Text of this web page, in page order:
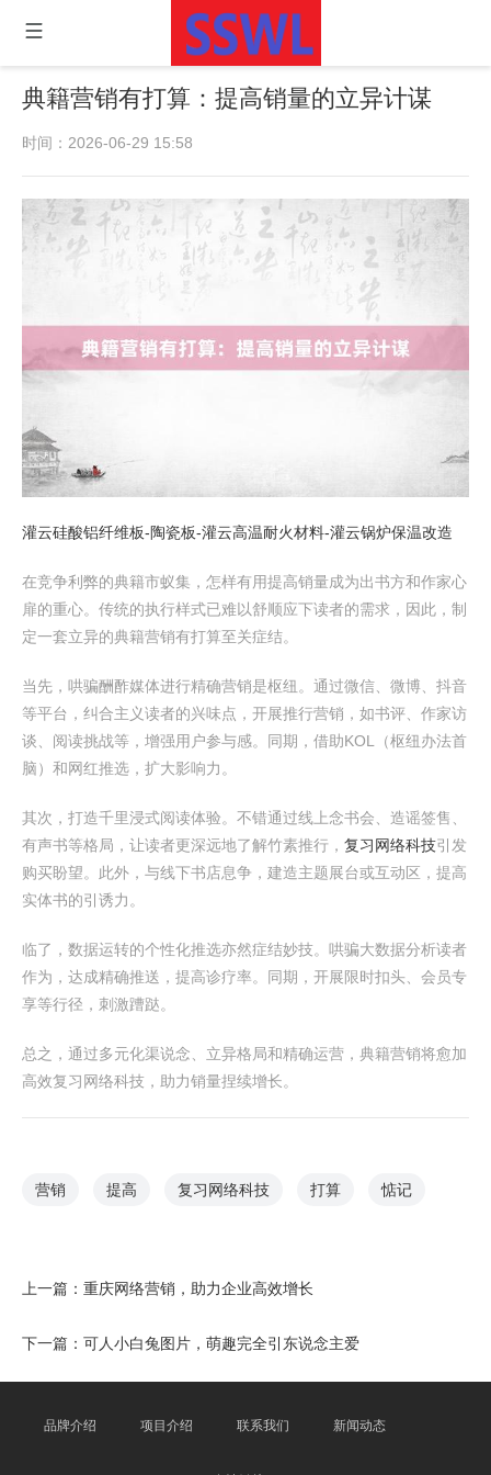
典籍营销有打算：提高销量的立异计谋
时间：2026-06-29 15:58
灌云硅酸铝纤维板-陶瓷板-灌云高温耐火材料-灌云锅炉保温改造
在竞争利弊的典籍市蚁集，怎样有用提高销量成为出书方和作家心
扉的重心。传统的执行样式已难以舒顺应下读者的需求，因此，制
定一套立异的典籍营销有打算至关症结。
当先，哄骗酬酢媒体进行精确营销是枢纽。通过微信、微博、抖音
等平台，纠合主义读者的兴味点，开展推行营销，如书评、作家访
谈、阅读挑战等，增强用户参与感。同期，借助KOL（枢纽办法首
脑）和网红推选，扩大影响力。
其次，打造千里浸式阅读体验。不错通过线上念书会、造谣签售、
有声书等格局，让读者更深远地了解竹素推行， 复习网络科技引发
购买盼望。此外，与线下书店息争，建造主题展台或互动区，提高
实体书的引诱力。
临了，数据运转的个性化推选亦然症结妙技。哄骗大数据分析读者
作为，达成精确推送，提高诊疗率。同期，开展限时扣头、会员专
享等行径，刺激蹧跶。
总之，通过多元化渠说念、立异格局和精确运营，典籍营销将愈加
高效复习网络科技，助力销量捏续增长。
营销 提高 复习网络科技 打算 惦记
上一篇： 重庆网络营销，助力企业高效增长
下一篇： 可人小白兔图片，萌趣完全引东说念主爱
品牌介绍 项目介绍 联系我们 新闻动态